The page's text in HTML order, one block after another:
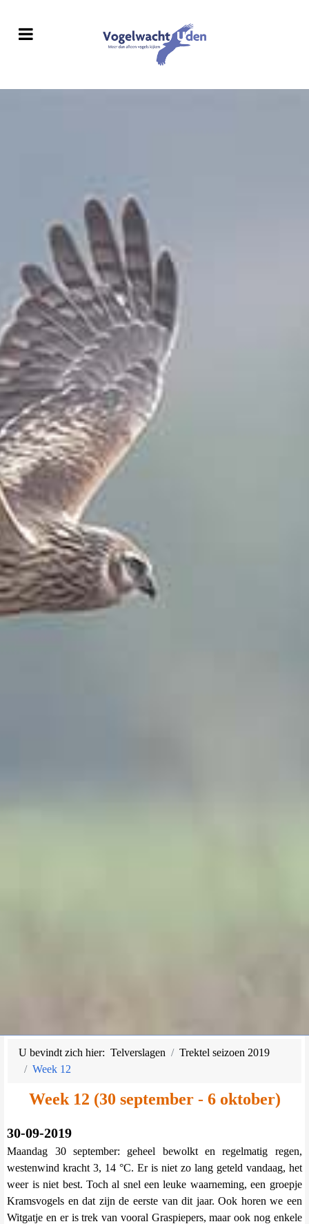
U bevindt zich hier:Telverslagen
Trektel seizoen 2019
Week 12
Week 12 (30 september - 6 oktober)
30-09-2019
Maandag 30 september: geheel bewolkt en regelmatig regen,
westenwind kracht 3, 14 °C. Er is niet zo lang geteld vandaag, het
weer is niet best. Toch al snel een leuke waarneming, een groepje
Kramsvogels en dat zijn de eerste van dit jaar. Ook horen we een
Witgatje en er is trek van vooral Graspiepers, maar ook nog enkele